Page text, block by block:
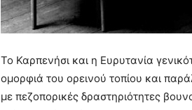
Το Καρπενήσι και η Ευρυτανία
ομορφιά του ορεινού τοπίου και
με πεζοπορικές δραστηριότητες